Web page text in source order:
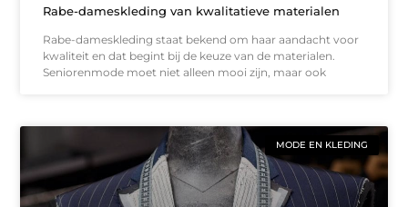
Rabe-dameskleding van kwalitatieve materialen
Rabe-dameskleding staat bekend om haar aandacht voor
kwaliteit en dat begint bij de keuze van de materialen.
Seniorenmode moet niet alleen mooi zijn, maar ook
MODE EN KLEDING